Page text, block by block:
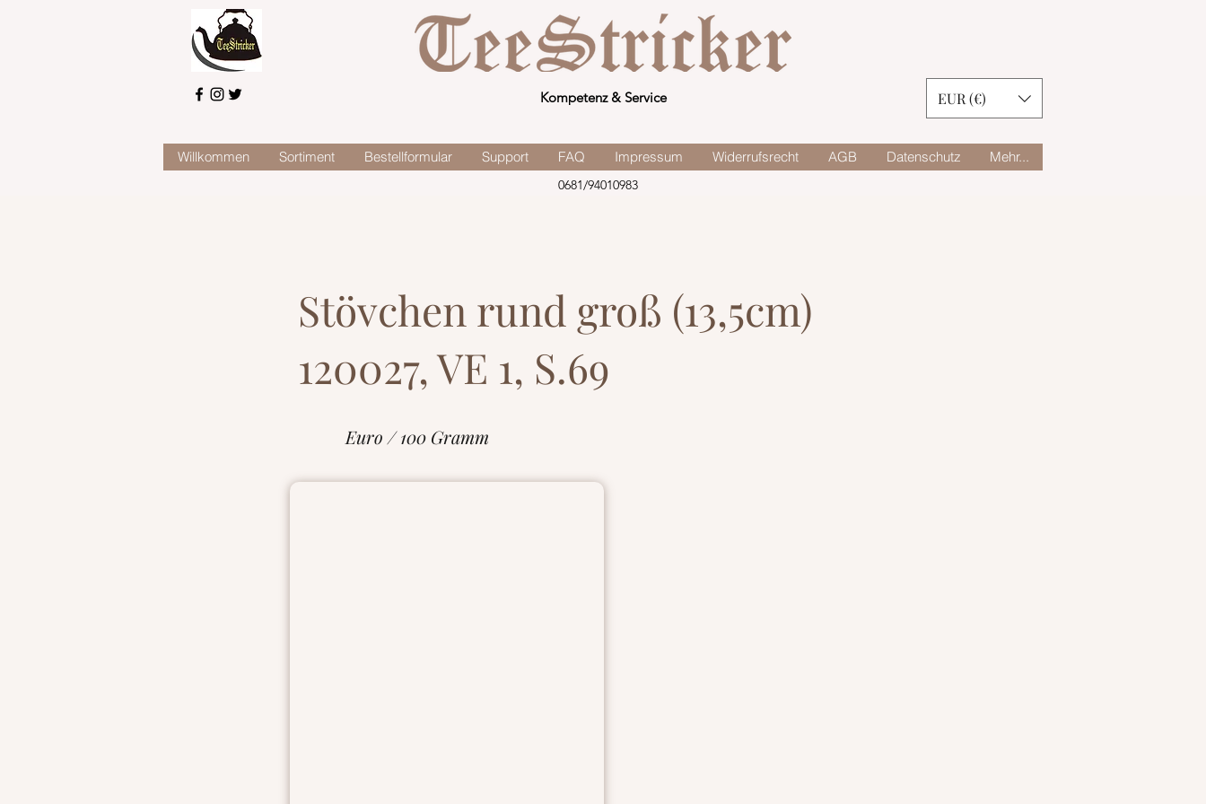
Kompetenz & Service EUR (€)
Willkommen Sortiment Bestellformular Support FAQ Impressum Widerrufsrecht AGB Datenschutz Mehr...
0681/94010983
Stövchen rund groß (13,5cm)
120027, VE 1, S.69
Euro / 100 Gramm